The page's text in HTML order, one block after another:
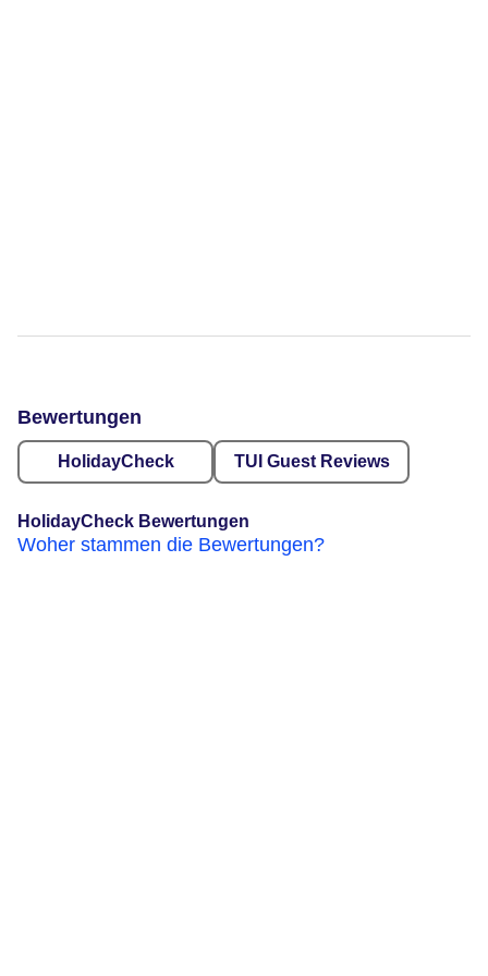
Bewertungen
HolidayCheck TUI Guest Reviews
HolidayCheck Bewertungen
Woher stammen die Bewertungen?